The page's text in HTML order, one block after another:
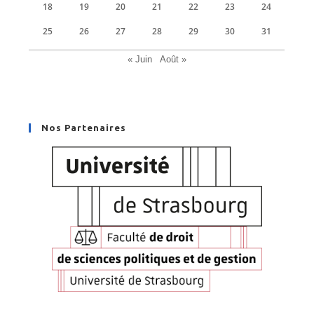
18 19 20 21 22 23 24
25 26 27 28 29 30 31
« Juin Août »
Nos Partenaires